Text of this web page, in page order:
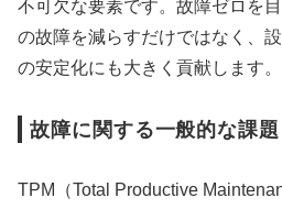
不可欠な要素です。故障ゼロを
の故障を減らすだけではなく、
の安定化にも大きく貢献します。
故障に関する一般的な課題
TPM（Total Productive